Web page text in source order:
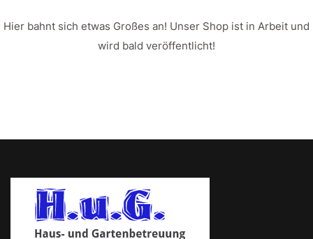
Hier bahnt sich etwas Großes an! Unser Shop ist in Arbeit und
wird bald veröffentlicht!